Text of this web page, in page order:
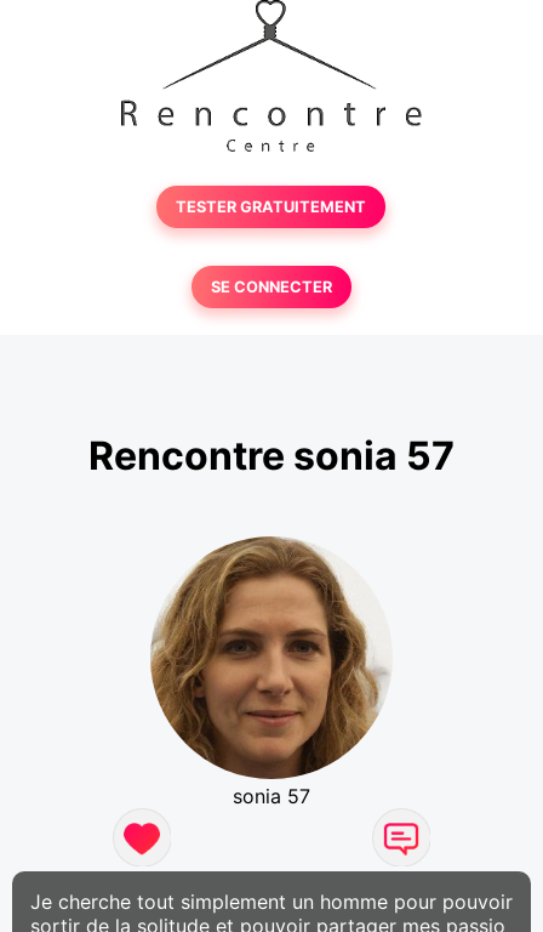
TESTER GRATUITEMENT
SE CONNECTER
Rencontre sonia 57
sonia 57
Je cherche tout simplement un homme pour pouvoir
sortir de la solitude et pouvoir partager mes passio